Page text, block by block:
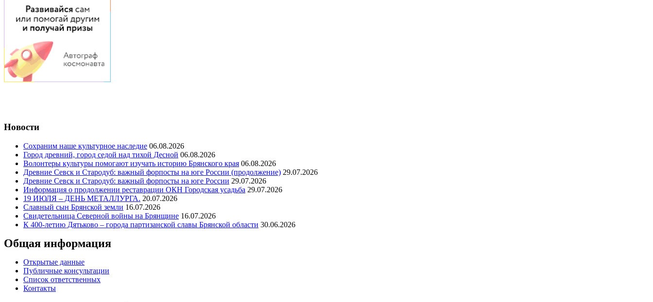
Новости
Сохраним наше культурное наследие 06.08.2026
Город древний, город седой над тихой Десной 06.08.2026
Волонтеры культуры помогают изучать историю Брянского края 06.08.2026
Древние Севск и Стародуб: важный форпосты на юге России (продолжение) 29.07.2026
Древние Севск и Стародуб: важный форпосты на юге России 29.07.2026
Информация о продолжении реставрации ОКН Городская усадьба 29.07.2026
19 ИЮЛЯ – ДЕНЬ МЕТАЛЛУРГА. 20.07.2026
Славный сын Брянской земли 16.07.2026
Свидетельница Северной войны на Брянщине 16.07.2026
К 400-летию Дятьково – города партизанской славы Брянской области 30.06.2026
Общая информация
Открытые данные
Публичные консультации
Список ответственных
Контакты